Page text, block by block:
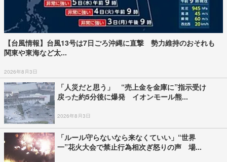
【台風情報】台風13号は7日ごろ沖縄に直撃 勢力維持のおそれも
関東や東海など太...
2026年8月3日
「人災だと思う」 “売上金を金庫に”指示受け
戻った約5分後に爆発 イオンモール熊...
2026年8月3日
「ルール守らないなら来なくていい」“世界
一”花火大会で禁止行為相次ぎ怒りの声 場...